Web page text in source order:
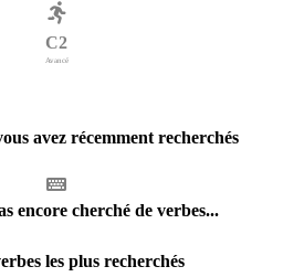
C2
Avancé
avez récemment recherchés
encore cherché de verbes...
les plus recherchés